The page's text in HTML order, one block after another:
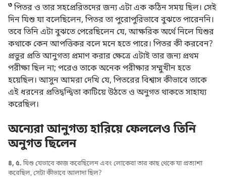
৩পিতর ও তার সহপ্রেরিতদের জন্য এটা এক কঠিন সময় ছিল। সেই
দিন যিশু যা বলেছিলেন, পিতর তা পুরোপুরিভাবে বুঝতে পারেননি।
তবে তিনি এটা বুঝতে পেরেছিলেন যে, আক্ষরিক অর্থে নিলে যিশুর
কথাকে কেন আপত্তিকর বলে মনে হতে পারে। পিতর কী করবেন?
প্রভুর প্রতি আনুগত্য প্রমাণ করার ক্ষেত্রে এটাই তার জন্য প্রথম
পরীক্ষা ছিল না; পরেও তাকে অনেক পরীক্ষার সম্মুখীন হতে
হয়েছিল। আসুন আমরা দেখি যে, পিতরের বিশ্বাস কীভাবে তাকে
এই ধরনের প্রতিদ্বন্দ্বিতা কাটিয়ে উঠতে ও অনুগত থাকতে সাহায্য
করেছিল।
অন্যেরা আনুগত্য হারিয়ে ফেললেও তিনি
অনুগত ছিলেন
৪, ৫. যিশু যেভাবে কাজ করেছিলেন এবং লোকেরা তার কাছ থেকে যা প্রত্যাশা
করেছিল, সেটা কীভাবে আলাদা ছিল?